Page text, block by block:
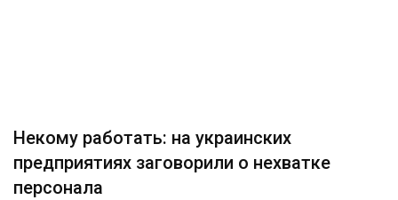
Некому работать: на украинских
предприятиях заговорили о нехватке
персонала